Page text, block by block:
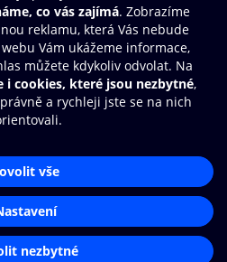
údajů
Aplikace O2 Knihovna
a poslouchej své e-knihy a
rychleji a pohodlněji.